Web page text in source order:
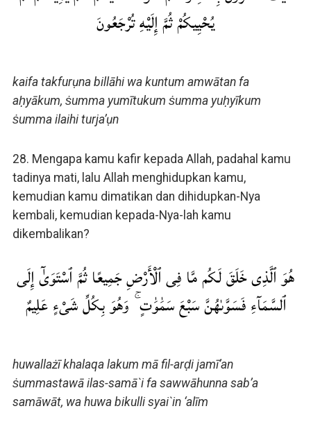
يُحْيِيكُمْ ثُمَّ إِلَيْهِ تُرْجَعُونَ
kaifa takfurụna billāhi wa kuntum amwātan fa
aḥyākum, ṡumma yumītukum ṡumma yuḥyīkum
ṡumma ilaihi turja’ụn
28. Mengapa kamu kafir kepada Allah, padahal kamu
tadinya mati, lalu Allah menghidupkan kamu,
kemudian kamu dimatikan dan dihidupkan-Nya
kembali, kemudian kepada-Nya-lah kamu
dikembalikan?
هُوَ ٱلَّذِى خَلَقَ لَكُم مَّا فِى ٱلْأَرْضِ جَمِيعًا ثُمَّ ٱسْتَوَىٰٓ إِلَى
ٱلسَّمَآءِ فَسَوَّىٰهُنَّ سَبْعَ سَمَٰوَٰتٍ ۚ وَهُوَ بِكُلِّ شَىْءٍ عَلِيمٌ
huwallażī khalaqa lakum mā fil-arḍi jamī’an
ṡummastawā ilas-samā`i fa sawwāhunna sab’a
samāwāt, wa huwa bikulli syai`in ‘alīm